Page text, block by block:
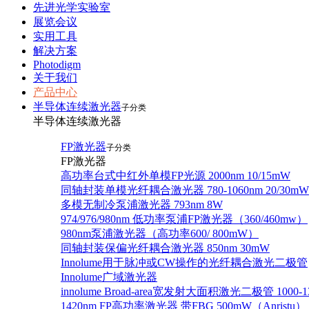
先进光学实验室
展览会议
实用工具
解决方案
Photodigm
关于我们
产品中心
半导体连续激光器子分类
半导体连续激光器
FP激光器子分类
FP激光器
高功率台式中红外单模FP光源 2000nm 10/15mW
同轴封装单模光纤耦合激光器 780-1060nm 20/30mW
多模无制冷泵浦激光器 793nm 8W
974/976/980nm 低功率泵浦FP激光器（360/460mw）
980nm泵浦激光器（高功率600/ 800mW）
同轴封装保偏光纤耦合激光器 850nm 30mW
Innolume用于脉冲或CW操作的光纤耦合激光二极管
Innolume广域激光器
innolume Broad-area宽发射大面积激光二极管 1000-
1420nm FP高功率激光器 带FBG 500mW（Anristu）